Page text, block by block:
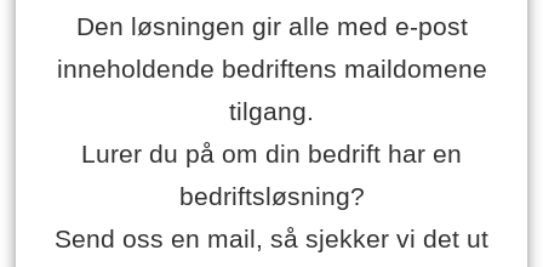
Den løsningen gir alle med e-post
inneholdende bedriftens maildomene
tilgang.
Lurer du på om din bedrift har en
bedriftsløsning?
Send oss en mail, så sjekker vi det ut